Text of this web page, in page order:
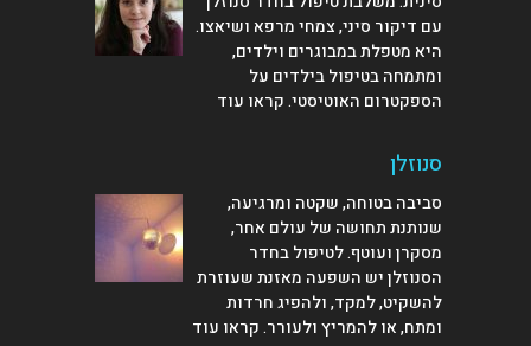
עם דיקור סיני, צמחי מרפא ושיאצו.
היא מטפלת במבוגרים וילדים,
ומתמחה בטיפול בילדים על
הספקטרום האוטיסטי.קראו עוד
סנוזלן
סביבה בטוחה, שקטה ומרגיעה,
שנותנת תחושה של עולם אחר,
מסקרן ועוטף. לטיפול בחדר
הסנוזלן יש השפעה מאזנת שעוזרת
להשקיט, למקד, ולהפיג חרדות
ומתח, או להמריץ ולעורר.קראו עוד